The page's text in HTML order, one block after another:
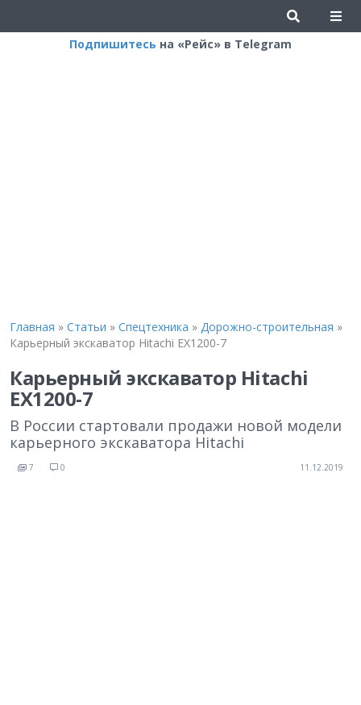
Подпишитесь на «Рейс» в Telegram
Главная » Статьи » Спецтехника » Дорожно-строительная »
Карьерный экскаватор Hitachi EX1200-7
Карьерный экскаватор Hitachi
EX1200-7
В России стартовали продажи новой модели
карьерного экскаватора Hitachi
7 0 11.12.2019